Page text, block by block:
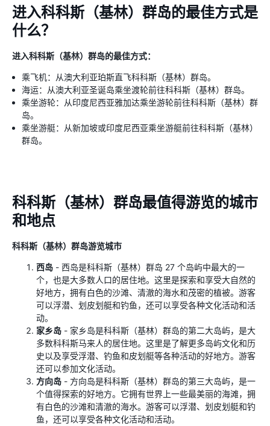
进入科科斯（基林）群岛的最佳方式是
什么？
进入科科斯（基林）群岛的最佳方式：
乘飞机：从澳大利亚珀斯直飞科科斯（基林）群岛。
海运：从澳大利亚圣诞岛乘坐渡轮前往科科斯（基林）群岛。
乘坐游轮：从印度尼西亚雅加达乘坐游轮前往科科斯（基林）群
岛。
乘坐游艇：从新加坡或印度尼西亚乘坐游艇前往科科斯（基林）
群岛。
科科斯（基林）群岛最值得游览的城市
和地点
科科斯（基林）群岛游览城市
西岛 - 西岛是科科斯（基林）群岛 27 个岛屿中最大的一
个，也是大多数人口的居住地。这里是探索和享受大自然的
好地方，拥有白色的沙滩、清澈的海水和茂密的植被。游客
可以浮潜、划皮划艇和钓鱼，还可以享受各种文化活动和活
动。
家乡岛 - 家乡岛是科科斯（基林）群岛的第二大岛屿，是大
多数科科斯马来人的居住地。这里是了解更多岛屿文化和历
史以及享受浮潜、钓鱼和皮划艇等各种活动的好地方。游客
还可以参加文化活动。
方向岛 - 方向岛是科科斯（基林）群岛的第三大岛屿，是一
个值得探索的好地方。它拥有世界上一些最美丽的海滩，拥
有白色的沙滩和清澈的海水。游客可以浮潜、划皮划艇和钓
鱼，还可以享受各种文化活动和活动。